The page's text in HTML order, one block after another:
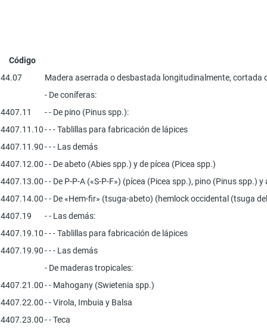
Código
44.07
Madera aserrada o desbastada longitudinalmente, cortada
- De coníferas:
4407.11
- - De pino (Pinus spp.):
4407.11.10- - - Tablillas para fabricación de lápices
4407.11.90- - - Las demás
4407.12.00- - De abeto (Abies spp.) y de pícea (Picea spp.)
4407.13.00- - De P-P-A («S-P-F») (pícea (Picea spp.), pino (Pinus spp.)
4407.14.00- - De «Hem-fir» (tsuga-abeto) (hemlock occidental (tsuga
4407.19
- - Las demás:
4407.19.10- - - Tablillas para fabricación de lápices
4407.19.90- - - Las demás
- De maderas tropicales:
4407.21.00- - Mahogany (Swietenia spp.)
4407.22.00- - Virola, Imbuia y Balsa
4407.23.00- - Teca